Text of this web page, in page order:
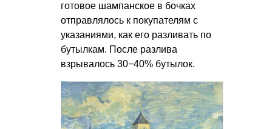
готовое шампанское в бочках
отправлялось к покупателям с
указаниями, как его разливать по
бутылкам. После разлива
взрывалось 30−40% бутылок.